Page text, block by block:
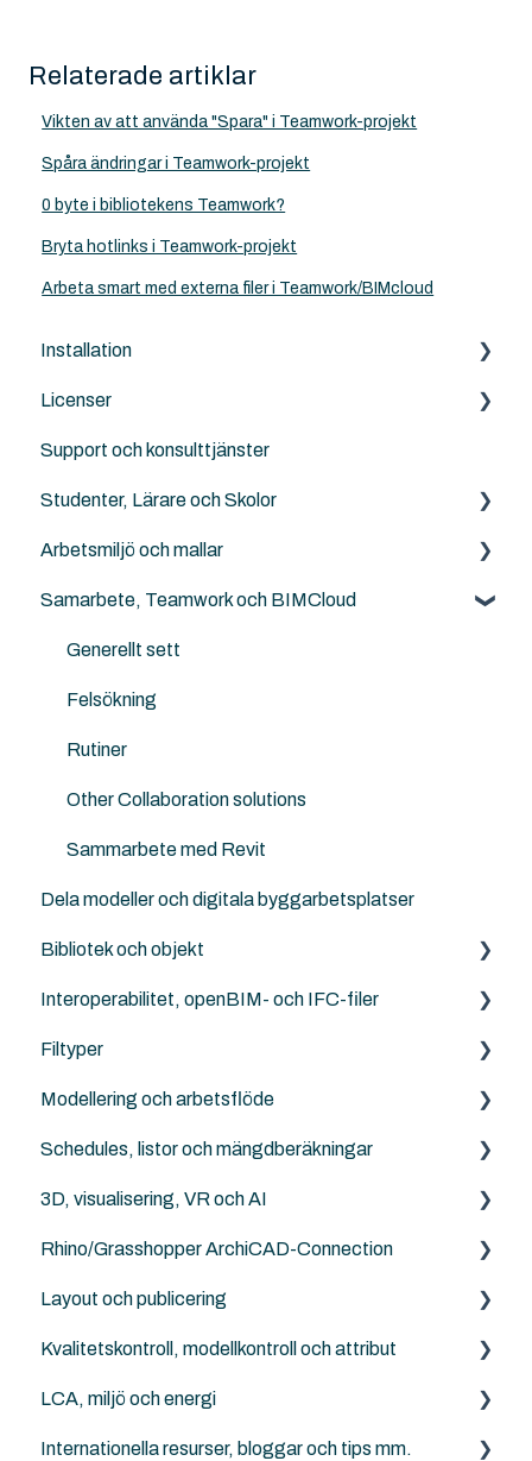
Relaterade artiklar
Vikten av att använda "Spara" i Teamwork-projekt
Spåra ändringar i Teamwork-projekt
0 byte i bibliotekens Teamwork?
Bryta hotlinks i Teamwork-projekt
Arbeta smart med externa filer i Teamwork/BIMcloud
Installation
Archicad
BIMcloud
Nordic Tools
Solibri
ArchiTerra
Goodies for Archicad
Design LCA
SweTools
Twinmotion
Licenser
Archicad
Archicad Cloud licenser
GSID
BIMcloud
Solibri
Support och konsulttjänster
Studenter, Lärare och Skolor
Archicad BIM för elever, lärare och skolor
Landskapsarkitekter, kartor och terräng
Ingenjörer och konstruktörer
Arbetsmiljö och mallar
NordicTools template
Templates
Attribut
Work Enviroment
Migration mellan versioner
Samarbete, Teamwork och BIMCloud
Generellt sett
Felsökning
Rutiner
Other Collaboration solutions
Sammarbete med Revit
Dela modeller och digitala byggarbetsplatser
Bibliotek och objekt
Externa objekt
Archicad standard bibliotek
Interoperabilitet, openBIM- och IFC-filer
IFC generellt
Archicad
Filtyper
PDF
DXF/DWG File (.dxf, .dwg)
Punktmoln
RFA
Archicad File Types (.pln, .pla, .tpl and .mod etc.)
Modellering och arbetsflöde
Archicad
NordicTools
Schedules, listor och mängdberäkningar
Archicad
3D, visualisering, VR och AI
Archicad
Rhino/Grasshopper ArchiCAD-Connection
Rhino - Grasshopper
Layout och publicering
Archicad
Kvalitetskontroll, modellkontroll och attribut
Solibri
Archicad
LCA, miljö och energi
Anavitor LCA
Internationella resurser, bloggar och tips mm.